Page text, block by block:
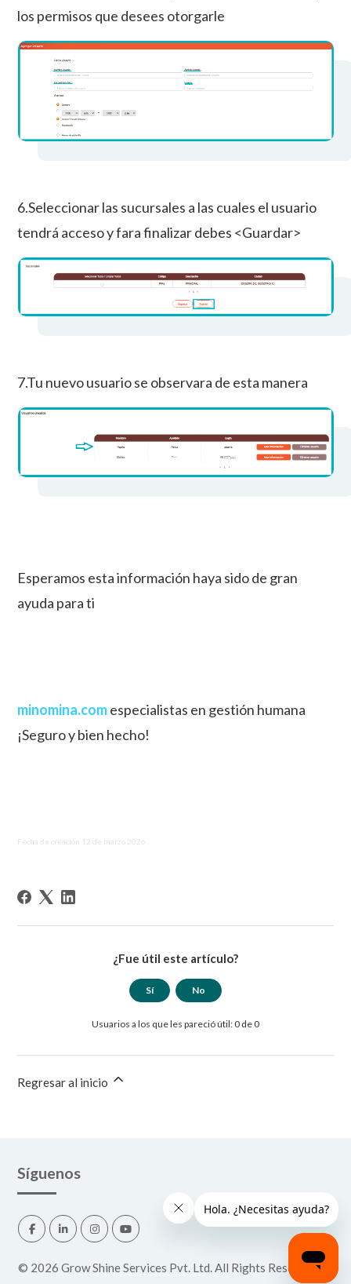
los permisos que desees otorgarle
6.Seleccionar las sucursales a las cuales el usuario
tendrá acceso y fara finalizar debes <Guardar>
7.Tu nuevo usuario se observara de esta manera
Esperamos esta información haya sido de gran
ayuda para ti
minomina.comespecialistas en gestión humana
¡Seguro y bien hecho!
Fecha de creación 12 de marzo 2026
¿Fue útil este artículo?
Sí No
Usuarios a los que les pareció útil: 0 de 0
Regresar al inicio
Síguenos
© 2026 Grow Shine Services Pvt. Ltd.All Rights Reserved.